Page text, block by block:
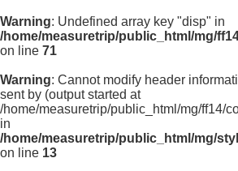
Warning: Undefined array key "disp" in
/home/measuretrip/public_html/mg/
on line 71
Warning: Cannot modify header
sent by (output started at
/home/measuretrip/public_html/mg/ff14/
in
/home/measuretrip/public_html/mg/
on line 13